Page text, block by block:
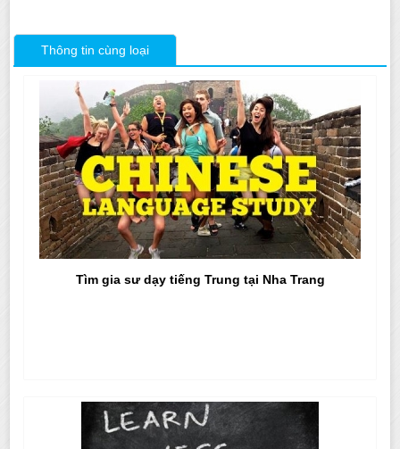
Thông tin cùng loại
Tìm gia sư dạy tiếng Trung tại Nha Trang